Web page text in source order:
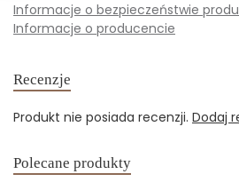
Informacje o bezpieczeństwie
Informacje o producencie
Recenzje
Produkt nie posiada recenzji. Dodaj
Polecane produkty